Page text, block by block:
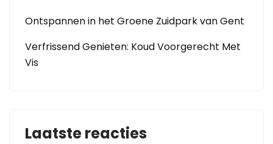
Ontspannen in het Groene Zuidpark van Gent
Verfrissend Genieten: Koud Voorgerecht Met
Vis
Laatste reacties